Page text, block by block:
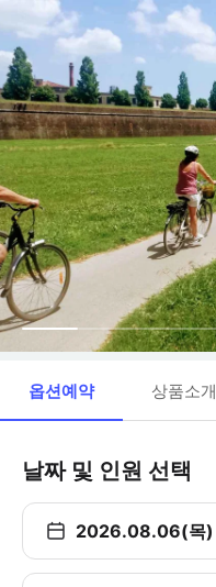
옵션예약 상품소개
날짜 및 인원 선택
2026.08.06(목)